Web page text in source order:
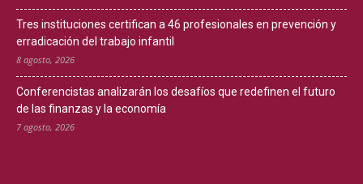
Tres instituciones certifican a 46 profesionales en prevención y
erradicación del trabajo infantil
8 agosto, 2026
Conferencistas analizarán los desafíos que redefinen el futuro
de las finanzas y la economía
7 agosto, 2026